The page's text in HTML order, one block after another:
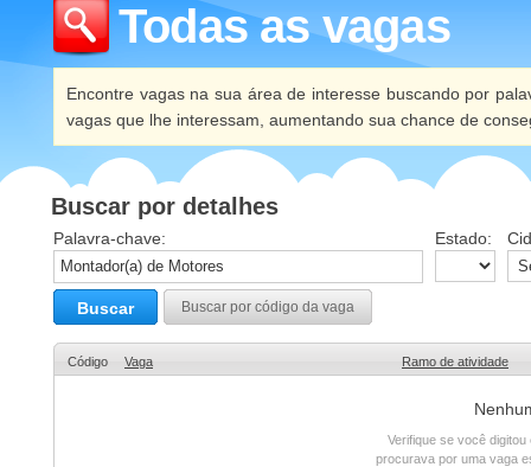
Todas as vagas
Encontre vagas na sua área de interesse buscando por
vagas que lhe interessam, aumentando sua chance de
Buscar por detalhes
Palavra-chave: Estado:
Buscar Buscar por código da vaga
Código Vaga Ramo de atividade
Verifique se você
procurava por uma vaga